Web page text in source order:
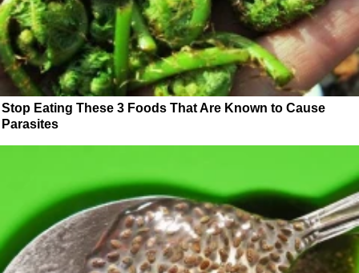
Stop Eating These 3 Foods That Are Known to Cause
Parasites